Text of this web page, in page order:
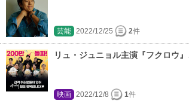
芸能 2022/12/25 2件
リュ・ジュニョル主演『フクロウ
映画 2022/12/8 1件